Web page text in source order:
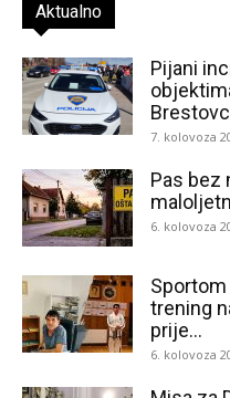
Aktualno
Pijani
7. kolovoza
Pas bez
6. kolovoza
trening
prije...
6. kolovoza